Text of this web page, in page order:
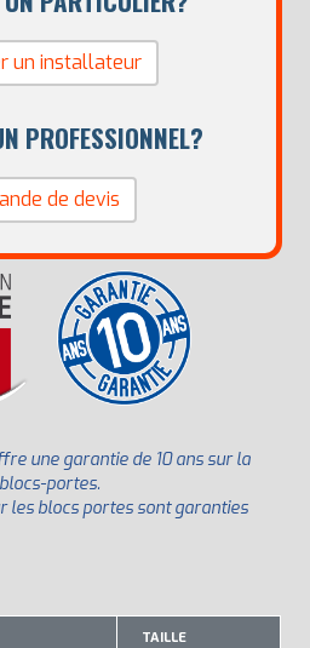
un installateur
PROFESSIONNEL?
de devis
une garantie de 10 ans sur la
portes.
les blocs portes sont garanties
TAILLE